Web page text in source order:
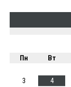
Пн
Вт
3
4